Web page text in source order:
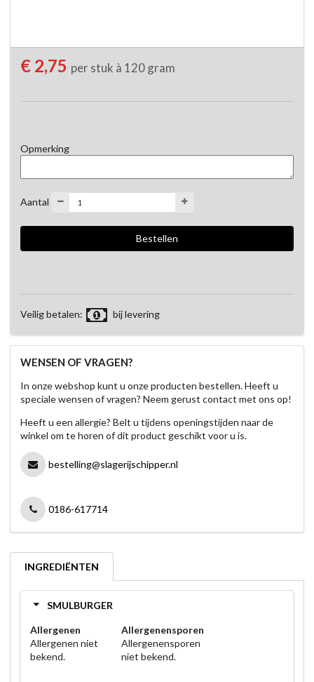
€ 2,75 per stuk à 120 gram
Opmerking
Aantal
Veilig betalen: bij levering
WENSEN OF VRAGEN?
In onze webshop kunt u onze producten bestellen. Heeft u
speciale wensen of vragen? Neem gerust contact met ons op!
Heeft u een allergie? Belt u tijdens openingstijden naar de
winkel om te horen of dit product geschikt voor u is.
bestelling@slagerijschipper.nl
0186-617714
INGREDIËNTEN
SMULBURGER
Allergenen
Allergenen niet
bekend.
Allergenensporen
Allergenensporen
niet bekend.